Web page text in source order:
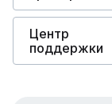
Центр
поддержки